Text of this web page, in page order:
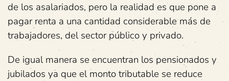
de los asalariados, pero la realidad es que pone a
pagar renta a una cantidad considerable más de
trabajadores, del sector público y privado.
De igual manera se encuentran los pensionados y
jubilados ya que el monto tributable se reduce